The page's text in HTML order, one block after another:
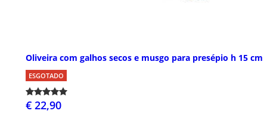
Oliveira com galhos secos e musgo para presépio h 15 cm
ESGOTADO
€ 22,90